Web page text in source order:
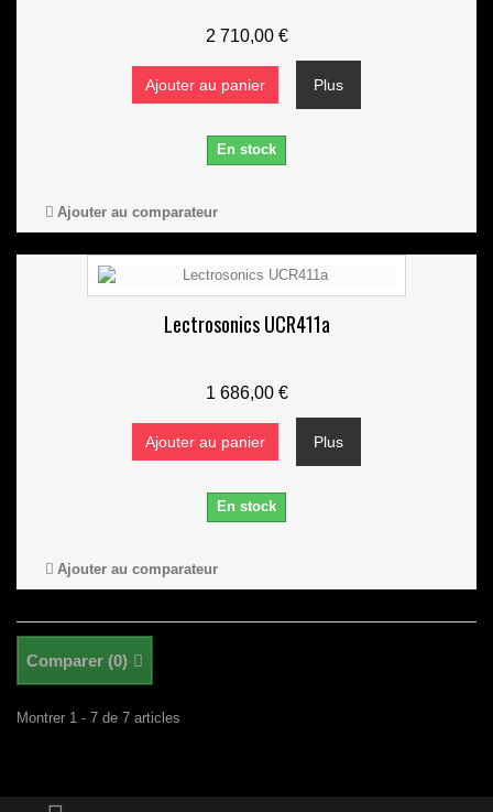
2 710,00 €
Ajouter au panier Plus
En stock
Ajouter au comparateur
Lectrosonics UCR411a
1 686,00 €
Ajouter au panier Plus
En stock
Ajouter au comparateur
Comparer (0)
Montrer 1 - 7 de 7 articles